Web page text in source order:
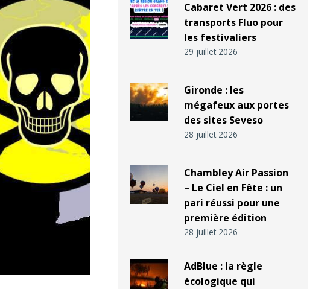
Cabaret Vert 2026 : des
transports Fluo pour
les festivaliers
29 juillet 2026
Gironde : les
mégafeux aux portes
des sites Seveso
28 juillet 2026
Chambley Air Passion
– Le Ciel en Fête : un
pari réussi pour une
première édition
28 juillet 2026
AdBlue : la règle
écologique qui